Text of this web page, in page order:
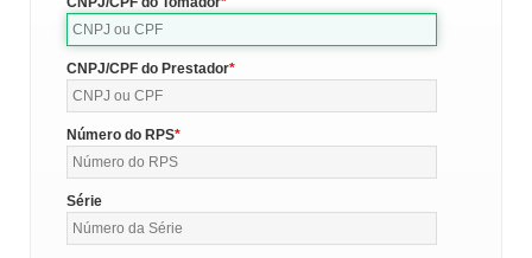
CNPJ/CPF do Prestador
Número do RPS
Série